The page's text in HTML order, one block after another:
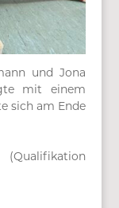
und Jona
mit einem
sich am Ende